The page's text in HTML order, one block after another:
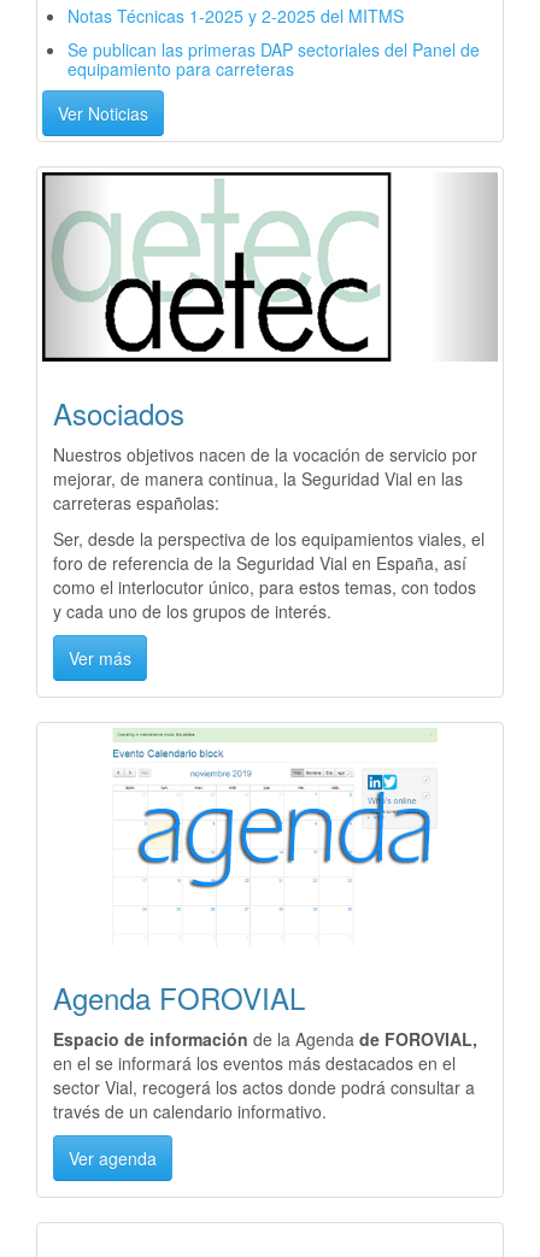
Notas Técnicas 1-2025 y 2-2025 del MITMS
Se publican las primeras DAP sectoriales del Panel de
equipamiento para carreteras
Ver Noticias
Previous
Asociados
Nuestros objetivos nacen de la vocación de servicio por
mejorar, de manera continua, la Seguridad Vial en las
carreteras españolas:
Ser, desde la perspectiva de los equipamientos viales, el
foro de referencia de la Seguridad Vial en España, así
como el interlocutor único, para estos temas, con todos
y cada uno de los grupos de interés.
Ver más
Agenda FOROVIAL
Espacio de información de la Agenda de FOROVIAL,
en el se informará los eventos más destacados en el
sector Vial, recogerá los actos donde podrá consultar a
través de un calendario informativo.
Ver agenda